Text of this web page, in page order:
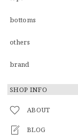
bottoms
others
brand
SHOP INFO
ABOUT
BLOG